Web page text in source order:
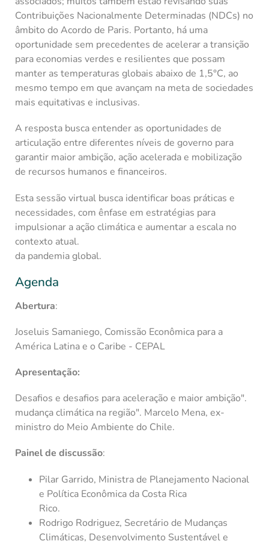
Contribuições Nacionalmente Determinadas (NDCs) no
âmbito do Acordo de Paris. Portanto, há uma
oportunidade sem precedentes de acelerar a transição
para economias verdes e resilientes que possam
manter as temperaturas globais abaixo de 1,5°C, ao
mesmo tempo em que avançam na meta de sociedades
mais equitativas e inclusivas.
A resposta busca entender as oportunidades de
articulação entre diferentes níveis de governo para
garantir maior ambição, ação acelerada e mobilização
de recursos humanos e financeiros.
Esta sessão virtual busca identificar boas práticas e
necessidades, com ênfase em estratégias para
impulsionar a ação climática e aumentar a escala no
contexto atual.
da pandemia global.
Agenda
Abertura:
Joseluis Samaniego, Comissão Econômica para a
América Latina e o Caribe - CEPAL
Apresentação:
Desafios e desafios para aceleração e maior ambição".
mudança climática na região". Marcelo Mena, ex-
ministro do Meio Ambiente do Chile.
Painel de discussão:
Pilar Garrido, Ministra de Planejamento Nacional
e Política Econômica da Costa Rica
Rico.
Rodrigo Rodriguez, Secretário de Mudanças
Climáticas, Desenvolvimento Sustentável e